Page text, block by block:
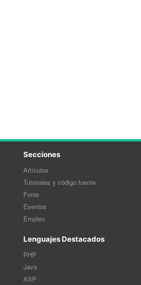
Secciones
Artículos
Tutoriales y código fuente
Foros
Eventos
Empleo
Lenguajes Destacados
PHP
Java
ASP